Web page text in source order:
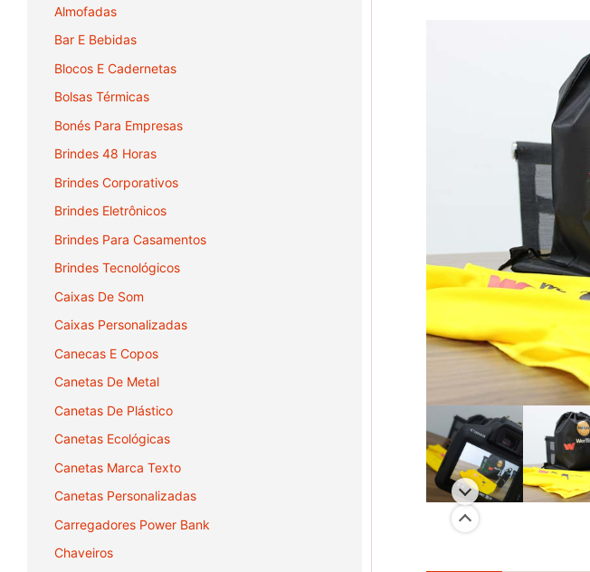
Almofadas
Bar E Bebidas
Blocos E Cadernetas
Bolsas Térmicas
Bonés Para Empresas
Brindes 48 Horas
Brindes Corporativos
Brindes Eletrônicos
Brindes Para Casamentos
Brindes Tecnológicos
Caixas De Som
Caixas Personalizadas
Canecas E Copos
Canetas De Metal
Canetas De Plástico
Canetas Ecológicas
Canetas Marca Texto
Canetas Personalizadas
Carregadores Power Bank
Chaveiros